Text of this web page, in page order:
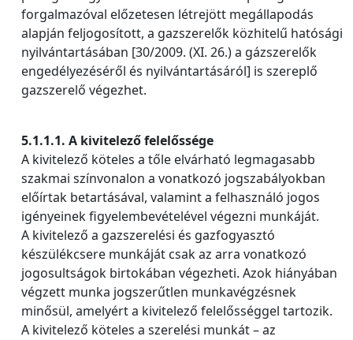
forgalmazóval előzetesen létrejött megállapodás
alapján feljogosított, a gazszerelők közhitelű hatósági
nyilvántartásában [30/2009. (XI. 26.) a gázszerelők
engedélyezéséről és nyilvántartásáról] is szereplő
gazszerelő végezhet.
5.1.1.1. A kivitelező felelőssége
A kivitelező köteles a tőle elvárható legmagasabb
szakmai színvonalon a vonatkozó jogszabályokban
előírtak betartásával, valamint a felhasználó jogos
igényeinek figyelembevételével végezni munkáját.
A kivitelező a gazszerelési és gazfogyasztó
készülékcsere munkáját csak az arra vonatkozó
jogosultságok birtokában végezheti. Azok hiányában
végzett munka jogszerűtlen munkavégzésnek
minősül, amelyért a kivitelező felelősséggel tartozik.
A kivitelező köteles a szerelési munkát – az